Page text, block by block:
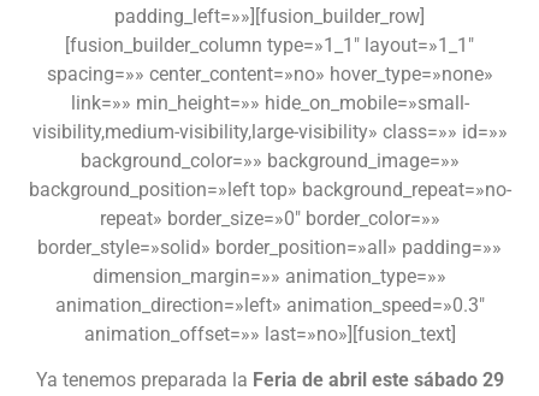
padding_left=»»][fusion_builder_row]
[fusion_builder_column type=»1_1″ layout=»1_1″
spacing=»» center_content=»no» hover_type=»none»
link=»» min_height=»» hide_on_mobile=»small-
visibility,medium-visibility,large-visibility» class=»» id=»»
background_color=»» background_image=»»
background_position=»left top» background_repeat=»no-
repeat» border_size=»0″ border_color=»»
border_style=»solid» border_position=»all» padding=»»
dimension_margin=»» animation_type=»»
animation_direction=»left» animation_speed=»0.3″
animation_offset=»» last=»no»][fusion_text]
Ya tenemos preparada la Feria de abril este sábado 29